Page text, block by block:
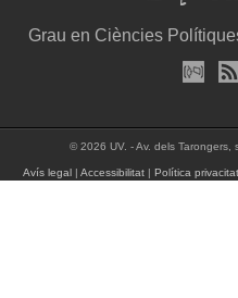
Grau en Ciències
© 2026 UV. - Av. dels
Avís legal| Accessibilitat| Política privacitat